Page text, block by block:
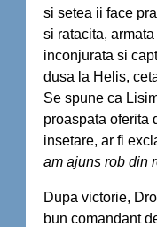
si setea ii face
si ratacita,
inconjurata si
dusa la Helis,
Se spune ca
proaspata oferita
insetare, ar fi
am ajuns rob din
Dupa victorie,
bun comandant